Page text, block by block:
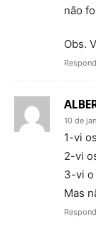
não
Obs.
10 de
1-vi
2-vi
3-vi o
Mas